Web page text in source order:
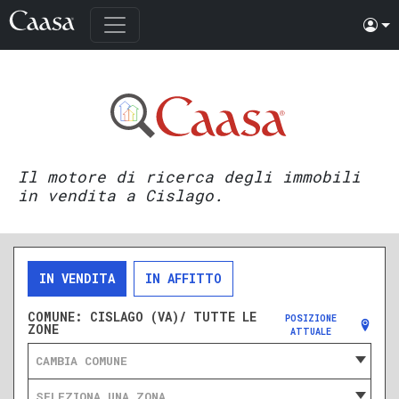
Il motore di ricerca degli immobili
in vendita a Cislago.
IN VENDITA IN AFFITTO
COMUNE: CISLAGO (VA)/ TUTTE LE
ZONE
POSIZIONE
ATTUALE
CAMBIA COMUNE